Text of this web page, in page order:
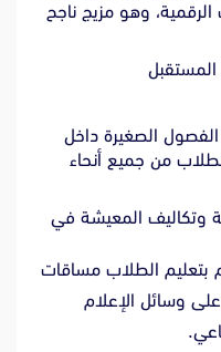
الرقمية، وهو مزيج ناجح
الصغيرة داخل
من جميع أنحاء
وتكاليف المعيشة في
بتعليم الطلاب مساقات
على وسائل الإعلام